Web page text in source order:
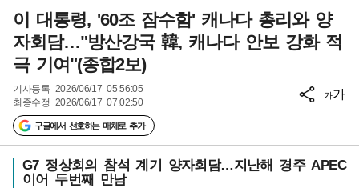
이 대통령, '60조 잠수함' 캐나다 총리와 양
자회담…"방산강국 韓, 캐나다 안보 강화 적
극 기여"(종합2보)
기사등록 2026/06/17 05:56:05
최종수정 2026/06/17 07:02:50
구글에서 선호하는 매체로 추가
가가
G7 정상회의 참석 계기 양자회담…지난해 경주 APEC
이어 두번째 만남